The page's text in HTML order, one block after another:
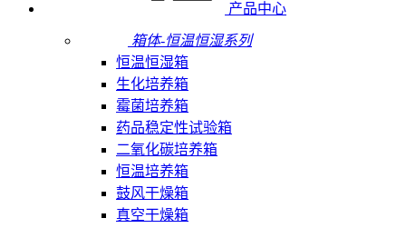
产品中心
箱体-恒温恒湿系列
恒温恒湿箱
生化培养箱
霉菌培养箱
药品稳定性试验箱
二氧化碳培养箱
恒温培养箱
鼓风干燥箱
真空干燥箱